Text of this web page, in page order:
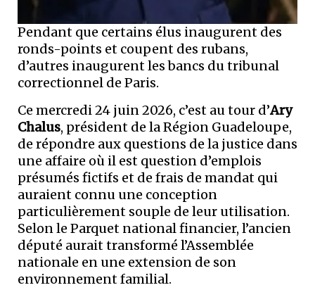
Pendant que certains élus inaugurent des
ronds-points et coupent des rubans,
d’autres inaugurent les bancs du tribunal
correctionnel de Paris.
Ce mercredi 24 juin 2026, c’est au tour d’Ary
Chalus, président de la Région Guadeloupe,
de répondre aux questions de la justice dans
une affaire où il est question d’emplois
présumés fictifs et de frais de mandat qui
auraient connu une conception
particulièrement souple de leur utilisation.
Selon le Parquet national financier, l’ancien
député aurait transformé l’Assemblée
nationale en une extension de son
environnement familial.